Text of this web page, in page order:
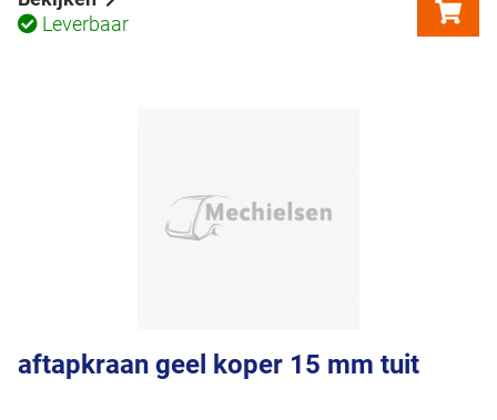
Leverbaar
aftapkraan geel koper 15 mm tuit